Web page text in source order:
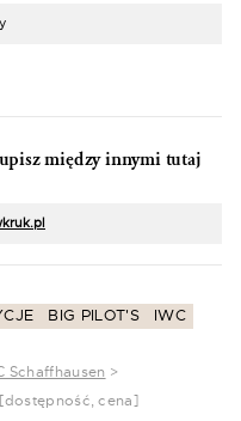
między innymi tutaj
BIG PILOT'S IWC
Schaffhausen >
cena]